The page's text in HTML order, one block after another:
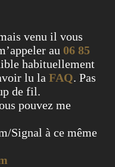
venu il vous
au 06 85
habituellement
lu la FAQ. Pas
de fil.
pouvez me
Signal à ce même